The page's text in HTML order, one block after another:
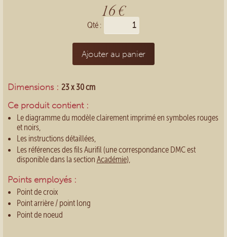
Dimensions : 23 x 30 cm
Ce produit contient :
Le diagramme du modèle clairement imprimé en symboles rouges
et noirs,
Les instructions détaillées,
Les références des fils Aurifil (une correspondance DMC est
disponible dans la section Académie),
Points employés :
Point de croix
Point arrière / point long
Point de noeud
16 €
Qté :
Ajouter au panier